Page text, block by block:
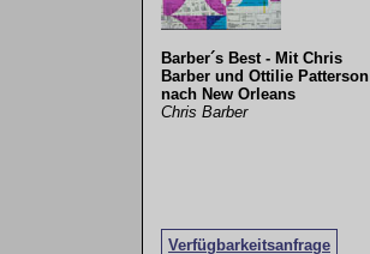
Barber´s Best - Mit Chris
Barber und Ottilie Patterson
nach New Orleans
Chris Barber
Verfügbarkeitsanfrage